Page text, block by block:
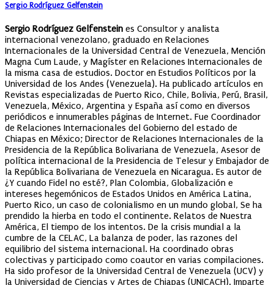
Sergio Rodríguez Gelfenstein
Sergio Rodríguez Gelfenstein es Consultor y analista
internacional venezolano, graduado en Relaciones
Internacionales de la Universidad Central de Venezuela, Mención
Magna Cum Laude, y Magíster en Relaciones Internacionales de
la misma casa de estudios. Doctor en Estudios Políticos por la
Universidad de los Andes (Venezuela). Ha publicado artículos en
Revistas especializadas de Puerto Rico, Chile, Bolivia, Perú, Brasil,
Venezuela, México, Argentina y España así como en diversos
periódicos e innumerables páginas de Internet. Fue Coordinador
de Relaciones Internacionales del Gobierno del estado de
Chiapas en México; Director de Relaciones Internacionales de la
Presidencia de la República Bolivariana de Venezuela, Asesor de
política internacional de la Presidencia de Telesur y Embajador de
la República Bolivariana de Venezuela en Nicaragua. Es autor de
¿Y cuando Fidel no esté?, Plan Colombia, Globalización e
intereses hegemónicos de Estados Unidos en América Latina,
Puerto Rico, un caso de colonialismo en un mundo global, Se ha
prendido la hierba en todo el continente. Relatos de Nuestra
América, El tiempo de los intentos. De la crisis mundial a la
cumbre de la CELAC, La balanza de poder, las razones del
equilibrio del sistema internacional. Ha coordinado obras
colectivas y participado como coautor en varias compilaciones.
Ha sido profesor de la Universidad Central de Venezuela (UCV) y
la Universidad de Ciencias y Artes de Chiapas (UNICACH). Imparte